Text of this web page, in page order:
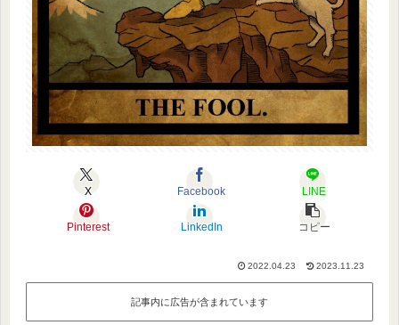
X Facebook LINE
Pinterest LinkedIn コピー
2022.04.23 2023.11.23
記事内に広告が含まれています